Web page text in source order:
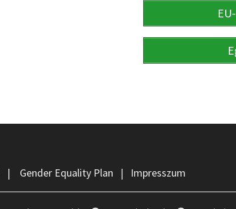
| Gender Equality Plan | Impresszum